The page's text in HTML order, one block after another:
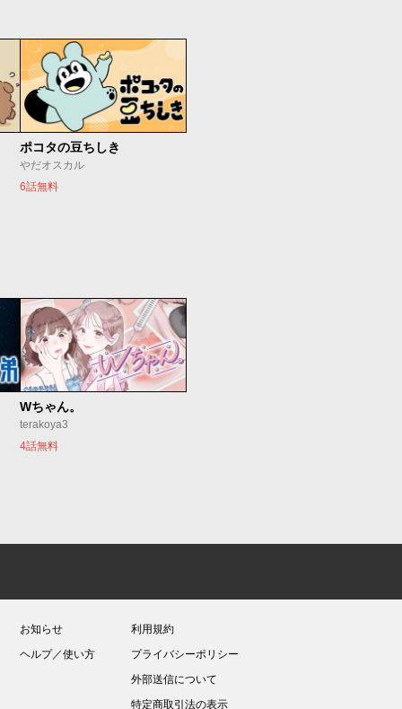
ポコタの豆ちしき
やだオスカル
6話無料
Wちゃん。
terakoya3
4話無料
お知らせ
ヘルプ／使い方
利用規約
プライバシーポリシー
外部送信について
特定商取引法の表示